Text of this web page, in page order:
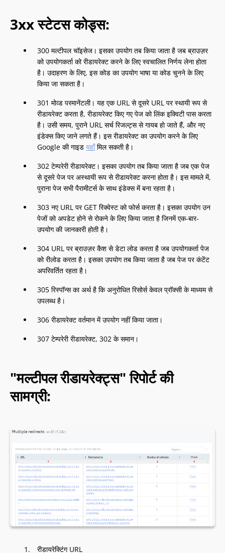
3xx स्टेटस कोड्स:
300 मल्टीपल चॉइसेज। इसका उपयोग तब किया जाता है जब ब्राउज़र
को उपयोगकर्ता को रीडायरेक्ट करने के लिए स्वचालित निर्णय लेना होता
है। उदाहरण के लिए, इस कोड का उपयोग भाषा या कोड चुनने के लिए
किया जा सकता है।
301 मोव्ड परमानेंटली। यह एक URL से दूसरे URL पर स्थायी रूप से
रीडायरेक्ट करता है, रीडायरेक्ट किए गए पेज को लिंक इक्विटी पास करता
है। उसी समय, पुराने URL सर्च रिजल्ट्स से गायब हो जाते हैं, और नए
इंडेक्स किए जाने लगते हैं। इस रीडायरेक्ट का उपयोग करने के लिए
Google की गाइड यहाँमिल सकती है।
302 टेम्परेरी रीडायरेक्ट। इसका उपयोग तब किया जाता है जब एक पेज
से दूसरे पेज पर अस्थायी रूप से रीडायरेक्ट करना होता है। इस मामले में,
पुराना पेज सभी पैरामीटर्स के साथ इंडेक्स में बना रहता है।
303 नए URL पर GET रिक्वेस्ट को फोर्स करता है। इसका उपयोग उन
पेजों को अपडेट होने से रोकने के लिए किया जाता है जिनमें एक-बार-
उपयोग की जानकारी होती है।
304 URL पर ब्राउज़र कैश से डेटा लोड करता है जब उपयोगकर्ता पेज
को रीलोड करता है। इसका उपयोग तब किया जाता है जब पेज पर कंटेंट
अपरिवर्तित रहता है।
305 रिस्पॉन्स का अर्थ है कि अनुरोधित रिसोर्स केवल प्रॉक्सी के माध्यम से
उपलब्ध है।
306 रीडायरेक्ट वर्तमान में उपयोग नहीं किया जाता।
307 टेम्परेरी रीडायरेक्ट, 302 के समान।
"मल्टीपल रीडायरेक्ट्स" रिपोर्ट की
सामग्री:
रीडायरेक्टिंग URL